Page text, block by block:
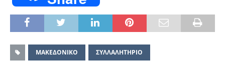
ΜΑΚΕΔΟΝΙΚΟ ΣΥΛΛΑΛΗΤΗΡΙΟ